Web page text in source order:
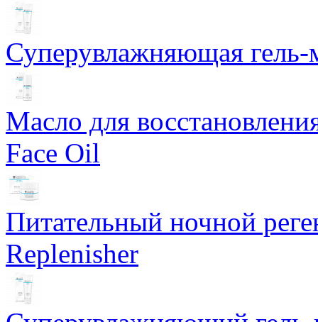
Суперувлажняющая
Масло для
Face Oil
Питательный ночной
Replenisher